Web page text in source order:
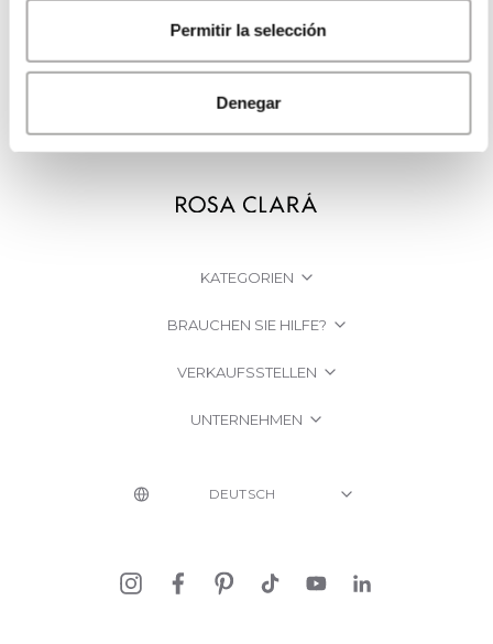
Permitir la selección
Denegar
KATEGORIEN
BRAUCHEN SIE HILFE?
VERKAUFSSTELLEN
UNTERNEHMEN